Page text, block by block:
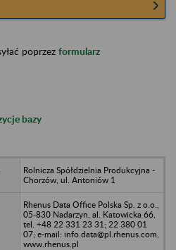
poprzez formularz
bazy
Rolnicza Spółdzielnia Produkcyjna -
Chorzów, ul. Antoniów 1
Rhenus Data Office Polska Sp. z o.o.,
05-830 Nadarzyn, al. Katowicka 66,
tel. +48 22 331 23 31; 22 380 01
07; e-mail: info.data@pl.rhenus.com,
www.rhenus.pl